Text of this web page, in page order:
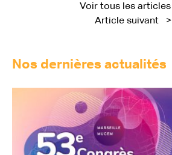
Voir tous les articles
Article suivant
>
Nos dernières actualités